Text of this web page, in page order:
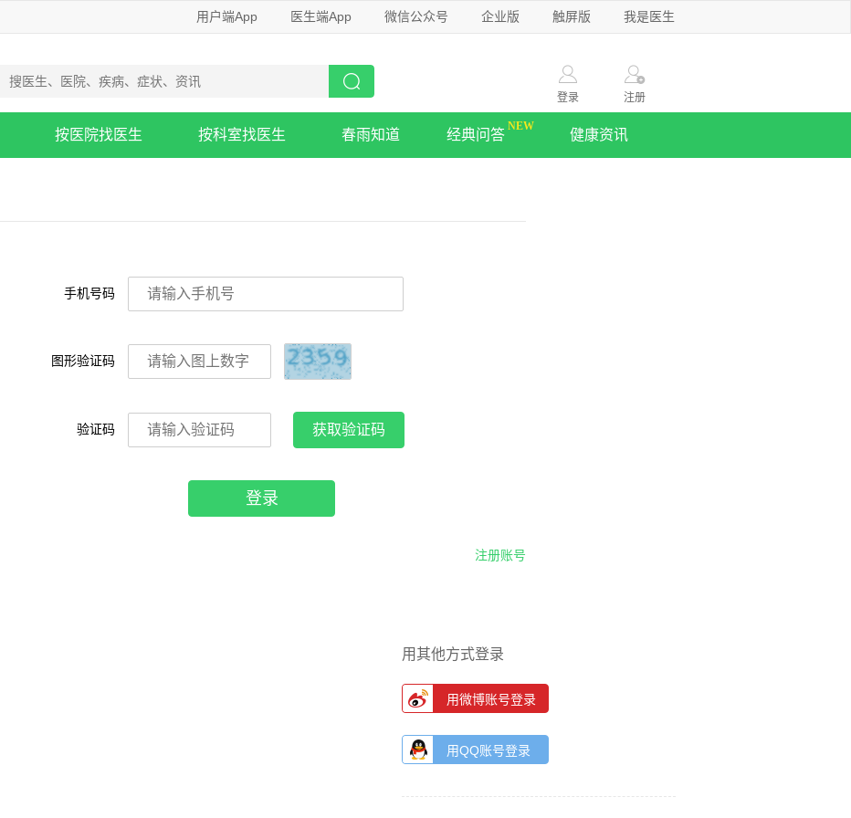
用户端App 医生端App 微信公众号 企业版 触屏版 我是医生
登录 注册
按医院找医生 按科室找医生 春雨知道 经典问答 健康资讯
手机号码
图形验证码
验证码 获取验证码
登录
注册账号
用其他方式登录
用微博账号登录
用QQ账号登录